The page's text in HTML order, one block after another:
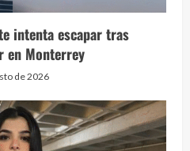
intenta escapar tras
en Monterrey
de 2026